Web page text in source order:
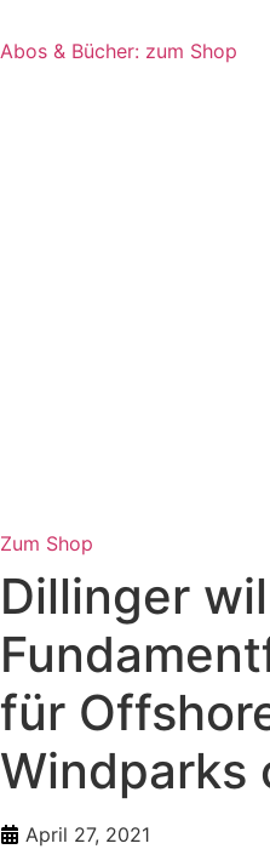
Abos & Bücher: zum Shop
Zum Shop
Dillinger
für
Windparks
April 27, 2021